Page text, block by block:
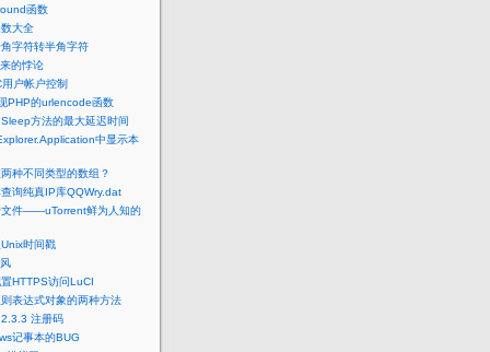
函数
大全
字符转半角字符
的悖论
户帐户控制
PHP的urlencode函数
方法的最大延迟时间
中显示本
种不同类型的数组？
询纯真IP库QQWry.dat
文件——uTorrent鲜为人知的
时间戳
HTTPS访问LuCI
表达式对象的两种方法
注册码
记事本的BUG